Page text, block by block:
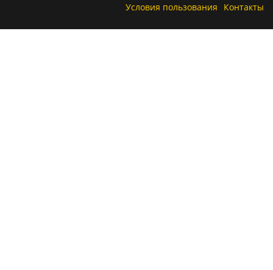
Условия пользования
Контакты